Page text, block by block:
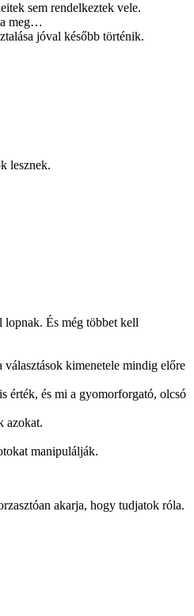
sem rendelkeztek vele.
meg…
jóval később történik.
lesznek.
És még többet kell
kimenetele mindig előre
érték, és mi a gyomorforgató, olcsó
azokat.
manipulálják.
akarja, hogy tudjatok róla.